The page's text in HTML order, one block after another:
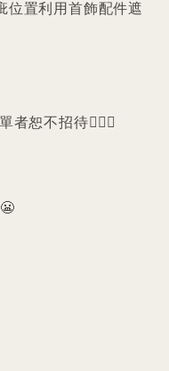
位置利用首飾配件遮
者恕不招待🙇🏻‍♀️